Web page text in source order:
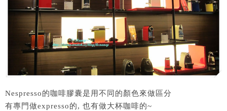
Nespresso的咖啡膠囊是用不同的顏色來做區分
有專門做expresso的, 也有做大杯咖啡的~